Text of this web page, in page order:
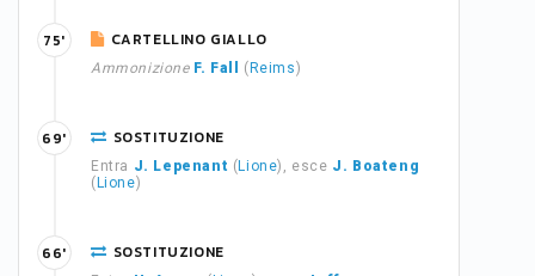
CARTELLINO GIALLO
Ammonizione F. Fall ( Reims)
75'
SOSTITUZIONE
Entra J. Lepenant ( Lione), esce J. Boateng
( Lione)
69'
SOSTITUZIONE
66'